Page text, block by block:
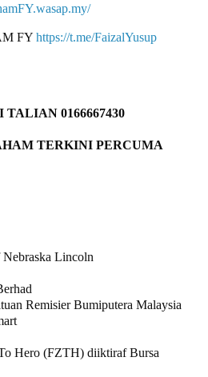
FY https://t.me/FaizalYusup
TERKINI PERCUMA
Lincoln
Remisier Bumiputera Malaysia
Hero (FZTH) diiktiraf Bursa